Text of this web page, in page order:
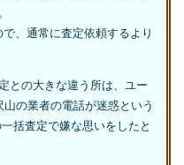
、通常に査定依頼するより
との大きな違う所は、ユー
の業者の電話が迷惑という
括査定で嫌な思いをしたと